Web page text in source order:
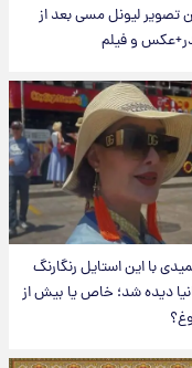
لیونل مسی بعد از
و فیلم
با این استایل رنگارنگ
دیده شد؛ خاص یا بیش از